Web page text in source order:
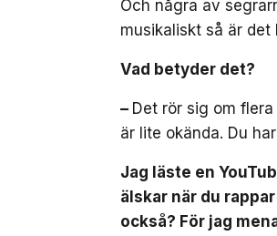
Och några av
musikaliskt så är det
Vad betyder det?
– Det rör sig om
är lite okända. Du
Jag läste en
älskar när du
också? För jag